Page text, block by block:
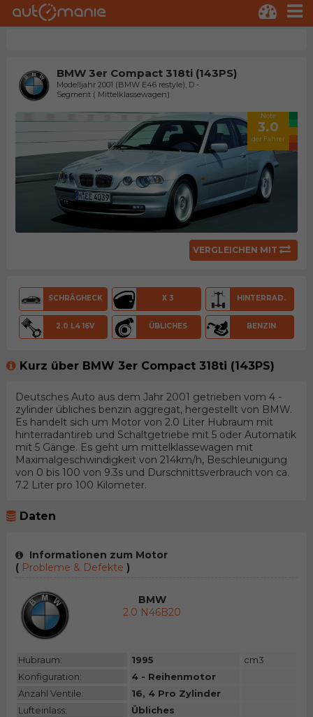
BMW 3er Compact 318ti (143PS)
Modelljahr 2001 (BMW E46 restyle), D -
Segment ( Mittelklassewagen)
Note
3.0
der Fahrer
VERGLEICHEN MIT
SCHRÄGHECK X 3 HINTERRAD.
2.0 L4 16V ÜBLICHES BENZIN
Kurz über BMW 3er Compact 318ti (143PS)
Deutsches Auto aus dem Jahr 2001 getrieben vom 4 -
zylinder übliches benzin aggregat, hergestellt von BMW.
Es handelt sich um Motor von 2.0 Liter Hubraum mit
hinterradantireb und Schaltgetriebe mit 5 oder Automatik
mit 5 Gänge. Es geht um mittelklassewagen mit
Maximalgeschwindigkeit von 214km/h, Beschleunigung
von 0 bis 100 von 9.3s und Durschnittsverbrauch von ca.
7.2 Liter pro 100 Kilometer.
Daten
Informationen zum Motor
(Probleme & Defekte )
BMW
2.0 N46B20
Hubraum: 1995
cm3
Konfiguration:
4 - Reihenmotor
Anzahl Ventile:
16, 4 Pro Zylinder
Lufteinlass:
Übliches